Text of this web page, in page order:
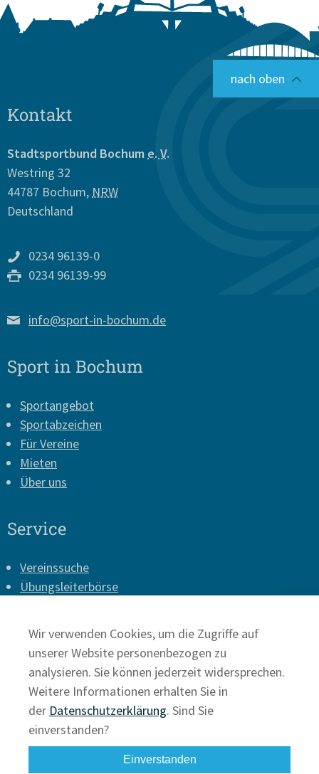
nach oben
Kontakt
Stadtsportbund Bochum e. V.
Westring 32
44787 Bochum, NRW
Deutschland
0234 96139-0
0234 96139-99
info@sport-in-bochum.de
Sport in Bochum
Sportangebot
Sportabzeichen
Für Vereine
Mieten
Über uns
Service
Vereinssuche
Übungsleiterbörse
Presse
Datenschutz
Wir verwenden Cookies, um die Zugriffe auf
unserer Website personenbezogen zu
analysieren. Sie können jederzeit widersprechen.
Weitere Informationen erhalten Sie in
der Datenschutzerklärung. Sind Sie
einverstanden?
Einverstanden